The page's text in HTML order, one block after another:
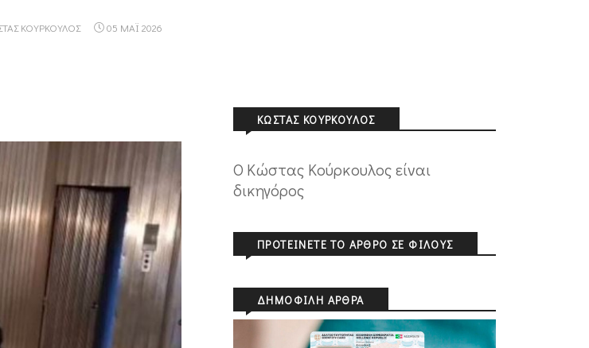
ΚΟΎΡΚΟΥΛΟΣ 05 ΜΑΪ 2026
ΚΏΣΤΑΣ ΚΟΎΡΚΟΥΛΟΣ
Ο Κώστας Κούρκουλος είναι
δικηγόρος
ΠΡΟΤΕΊΝΕΤΕ ΤΟ ΆΡΘΡΟ ΣΕ ΦΊΛΟΥΣ
ΔΗΜΟΦΙΛΉ ΆΡΘΡΑ